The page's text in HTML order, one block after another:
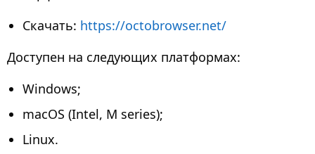
Скачать: https://octobrowser.net/
Доступен на следующих платформах:
Windows;
macOS (Intel, M series);
Linux.